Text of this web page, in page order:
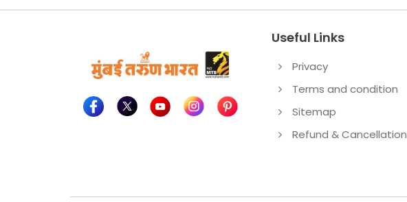
Useful Links
Privacy
Terms and condition
Sitemap
Refund & Cancellation